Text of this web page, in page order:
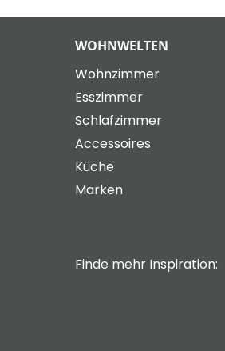
WOHNWELTEN
Wohnzimmer
Esszimmer
Schlafzimmer
Accessoires
Küche
Marken
Finde mehr Inspiration: